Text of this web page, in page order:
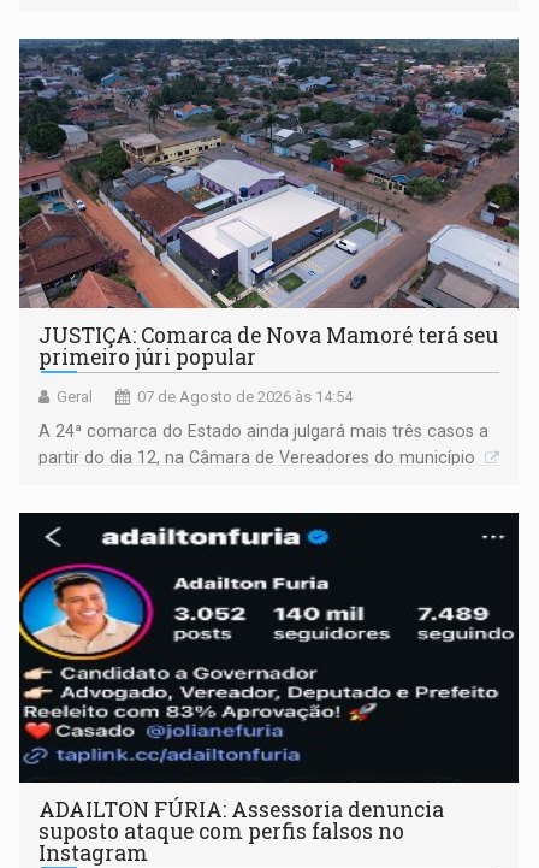
JUSTIÇA: Comarca de Nova Mamoré terá seu
primeiro júri popular
Geral 07 de Agosto de 2026 às 14:54
A 24ª comarca do Estado ainda julgará mais três casos a
partir do dia 12, na Câmara de Vereadores do município
ADAILTON FÚRIA: Assessoria denuncia
suposto ataque com perfis falsos no
Instagram